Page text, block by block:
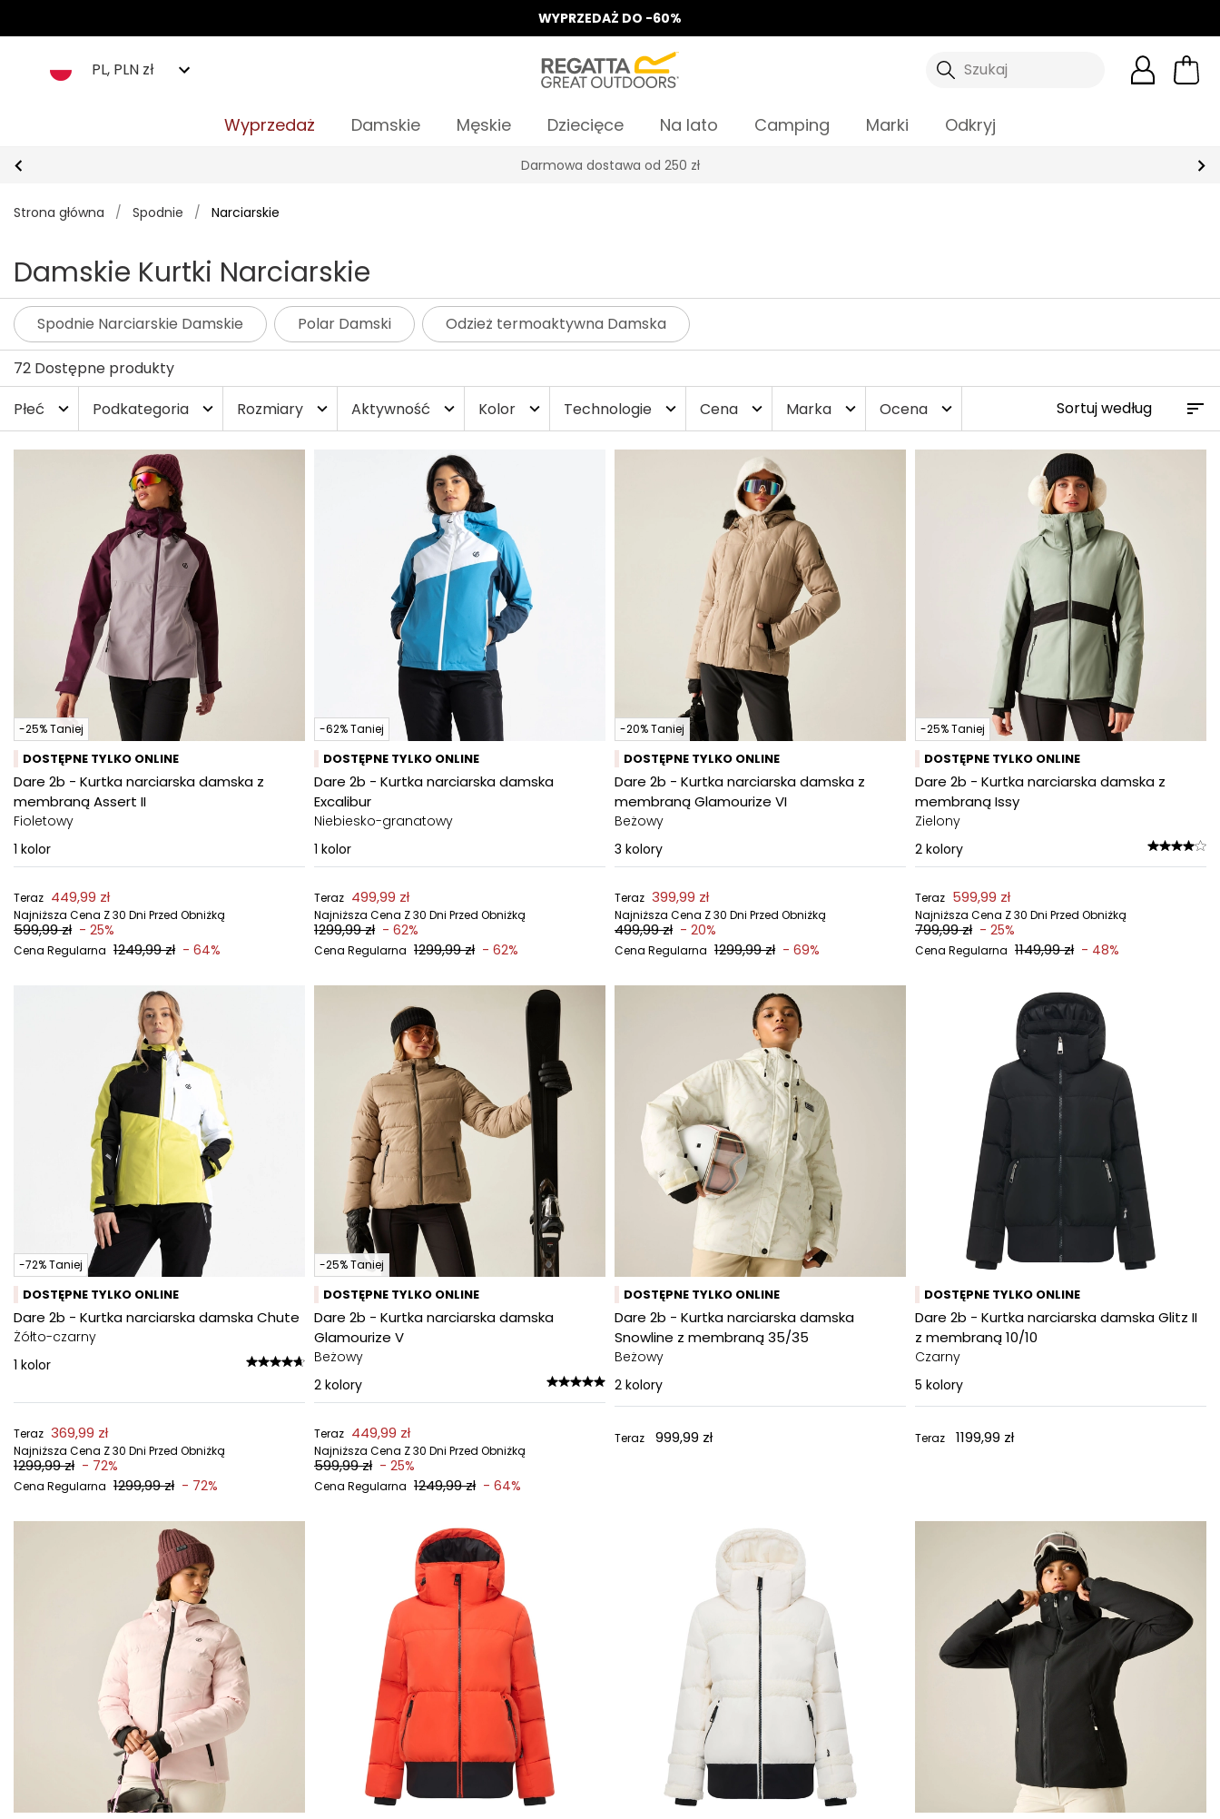
WYPRZEDAŻ DO -60%
PL, PLN zł Szukaj
Wyprzedaż Damskie Męskie Dziecięce Na lato Camping Marki Odkryj
Odbierz 15%, za zapis do Newslettera*
Strona główna / Spodnie / Narciarskie
Damskie Kurtki Narciarskie
Spodnie Narciarskie Damskie Polar Damski Odzież termoaktywna Damska
72 Dostępne produkty
Płeć
expand_more Podkategoria expand_more Rozmiary expand_more Aktywność expand_more Kolor expand_more Technologie expand_more Cena expand_more Marka expand_more Ocena expand_more
-25% Taniej
DOSTĘPNE TYLKO ONLINE
Dare 2b - Kurtka narciarska damska z
membraną Assert II
Fioletowy
1 kolor
Teraz 449,99 zł
Najniższa Cena Z 30 Dni Przed Obniżką
599,99 zł - 25%
Cena Regularna 1249,99 zł - 64%
-62% Taniej
DOSTĘPNE TYLKO ONLINE
Dare 2b - Kurtka narciarska damska
Excalibur
Niebiesko-granatowy
1 kolor
Teraz 499,99 zł
Najniższa Cena Z 30 Dni Przed Obniżką
1299,99 zł - 62%
Cena Regularna 1299,99 zł - 62%
-20% Taniej
DOSTĘPNE TYLKO ONLINE
Dare 2b - Kurtka narciarska damska z
membraną Glamourize VI
Beżowy
3 kolory
Teraz 399,99 zł
Najniższa Cena Z 30 Dni Przed Obniżką
499,99 zł - 20%
Cena Regularna 1299,99 zł - 69%
-25% Taniej
DOSTĘPNE TYLKO ONLINE
Dare 2b - Kurtka narciarska damska z
membraną Issy
Zielony
2 kolory
Teraz 599,99 zł
Najniższa Cena Z 30 Dni Przed Obniżką
799,99 zł - 25%
Cena Regularna 1149,99 zł - 48%
-72% Taniej
DOSTĘPNE TYLKO ONLINE
Dare 2b - Kurtka narciarska damska Chute
Żółto-czarny
1 kolor
Teraz 369,99 zł
Najniższa Cena Z 30 Dni Przed Obniżką
1299,99 zł - 72%
Cena Regularna 1299,99 zł - 72%
-25% Taniej
DOSTĘPNE TYLKO ONLINE
Dare 2b - Kurtka narciarska damska
Glamourize V
Beżowy
2 kolory
Teraz 449,99 zł
Najniższa Cena Z 30 Dni Przed Obniżką
599,99 zł - 25%
Cena Regularna 1249,99 zł - 64%
DOSTĘPNE TYLKO ONLINE
Dare 2b - Kurtka narciarska damska
Snowline z membraną 35/35
Beżowy
2 kolory
Teraz 999,99 zł
DOSTĘPNE TYLKO ONLINE
Dare 2b - Kurtka narciarska damska Glitz II
z membraną 10/10
Czarny
5 kolory
Teraz 1199,99 zł